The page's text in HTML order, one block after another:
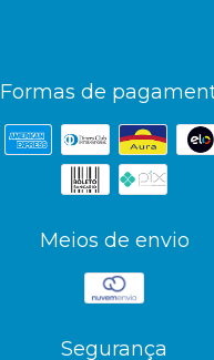
Formas de
Meios de envio
Segurança